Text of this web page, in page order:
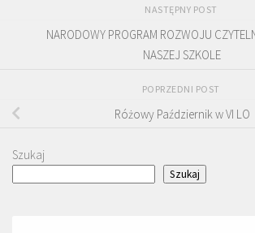
NASTĘPNY POST
NARODOWY PROGRAM ROZWOJU
NASZEJ SZKOLE
POPRZEDNI POST
Różowy Październik w VI LO
Szukaj
Szukaj